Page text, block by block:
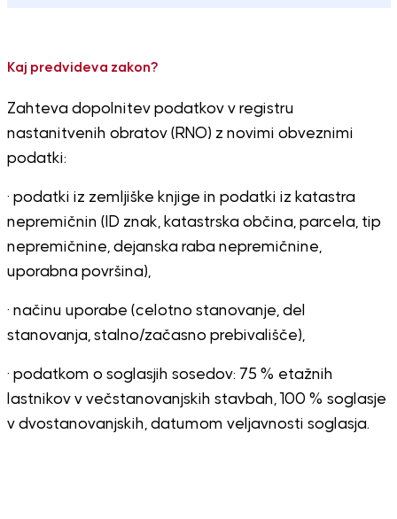
Kaj predvideva zakon?
Zahteva dopolnitev podatkov v registru
nastanitvenih obratov (RNO) z novimi obveznimi
podatki:
· podatki iz zemljiške knjige in podatki iz katastra
nepremičnin (ID znak, katastrska občina, parcela, tip
nepremičnine, dejanska raba nepremičnine,
uporabna površina),
· načinu uporabe (celotno stanovanje, del
stanovanja, stalno/začasno prebivališče),
· podatkom o soglasjih sosedov: 75 % etažnih
lastnikov v večstanovanjskih stavbah, 100 % soglasje
v dvostanovanjskih, datumom veljavnosti soglasja.